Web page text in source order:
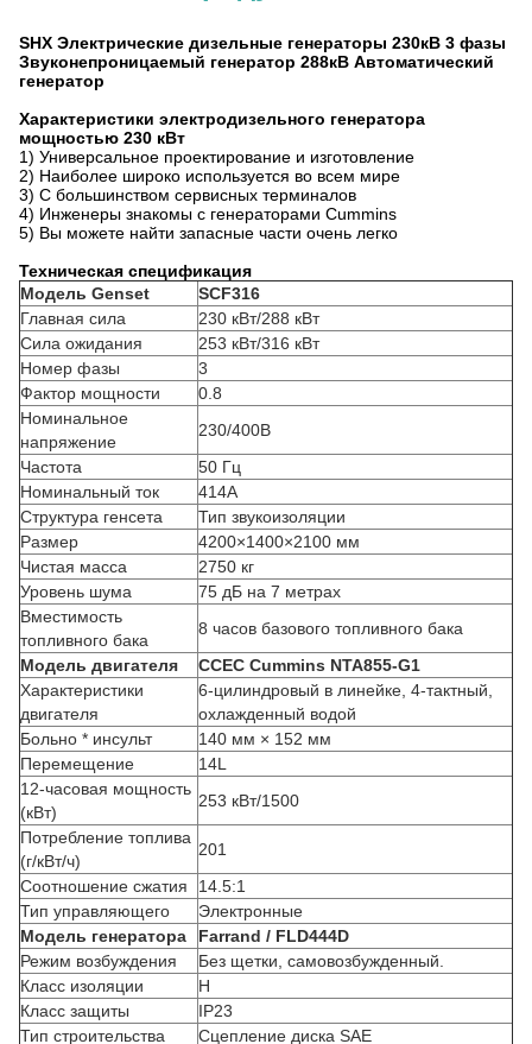
SHX Электрические дизельные генераторы 230кВ 3 фазы
Звуконепроницаемый генератор 288кВ Автоматический
генератор
Характеристики электродизельного генератора
мощностью 230 кВт
1) Универсальное проектирование и изготовление
2) Наиболее широко используется во всем мире
3) С большинством сервисных терминалов
4) Инженеры знакомы с генераторами Cummins
5) Вы можете найти запасные части очень легко
Техническая спецификация
Модель Genset
SCF316
Главная сила
230 кВт/288 кВт
Сила ожидания
253 кВт/316 кВт
Номер фазы
3
Фактор мощности
0.8
Номинальное
напряжение
230/400В
Частота
50 Гц
Номинальный ток
414А
Структура генсета
Тип звукоизоляции
Размер
4200×1400×2100 мм
Чистая масса
2750 кг
Уровень шума
75 дБ на 7 метрах
Вместимость
топливного бака
8 часов базового топливного бака
Модель двигателя
CCEC Cummins NTA855-G1
Характеристики
двигателя
6-цилиндровый в линейке, 4-тактный,
охлажденный водой
Больно * инсульт
140 мм × 152 мм
Перемещение
14L
12-часовая мощность
(кВт)
253 кВт/1500
Потребление топлива
(г/кВт/ч)
201
Соотношение сжатия
14.5:1
Тип управляющего
Электронные
Модель генератора
Farrand / FLD444D
Режим возбуждения
Без щетки, самовозбужденный.
Класс изоляции
H
Класс защиты
IP23
Тип строительства
Сцепление диска SAE